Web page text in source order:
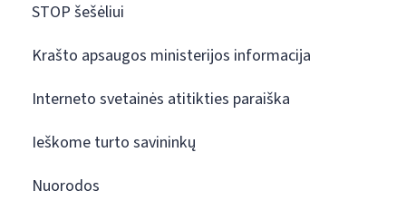
STOP šešėliui
Krašto apsaugos ministerijos informacija
Interneto svetainės atitikties paraiška
Ieškome turto savininkų
Nuorodos